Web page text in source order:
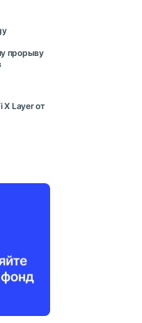
прорыву
X Layer от